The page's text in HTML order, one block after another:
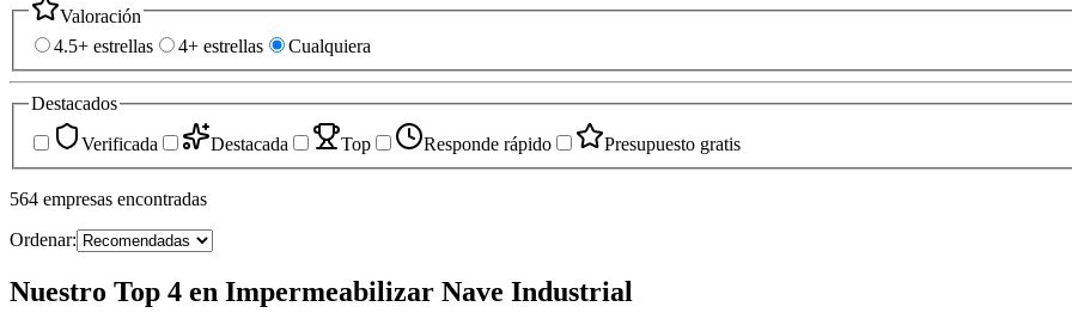
Valoración
4.5+ estrellas
4+ estrellas Cualquiera
Destacados
Verificada
Destacada Top Responde rápido Presupuesto gratis
564 empresas encontradas
Ordenar:
Nuestro Top 4 en Impermeabilizar Nave Industrial